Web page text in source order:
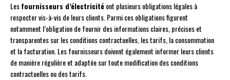
Lesfournisseurs d’électricitéont plusieurs obligations légales à
respecter vis-à-vis de leurs clients. Parmi ces obligations figurent
notamment l’obligation de fournir des informations claires, précises et
transparentes sur les conditions contractuelles, les tarifs, la consommation
et la facturation. Les fournisseurs doivent également informer leurs clients
de manière régulière et adaptée sur toute modification des conditions
contractuelles ou des tarifs.